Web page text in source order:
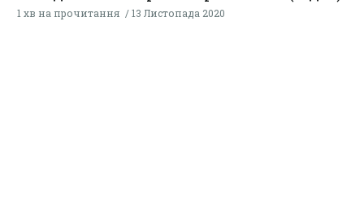
1 хв на прочитання 13 Листопада 2020